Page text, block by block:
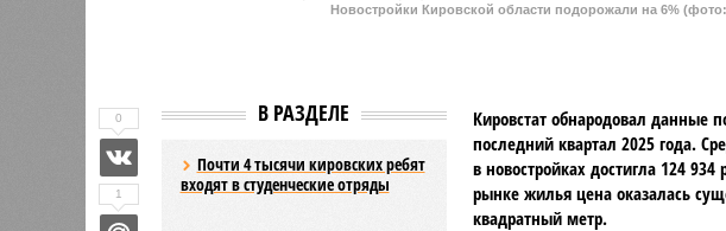
Новостройки Кировской области подорожали на 6%
В РАЗДЕЛЕ
Почти 4 тысячи кировских ребят
входят в студенческие отряды
Кировстат обнародовал данные
последний квартал 2025 года.
в новостройках достигла 124
рынке жилья цена оказалась
квадратный метр.
0
1